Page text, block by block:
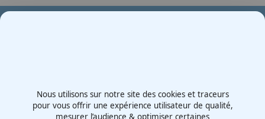
Contactez-nous
Nous utilisons sur notre site des cookies et traceurs
pour vous offrir une expérience utilisateur de qualité,
mesurer l’audience & optimiser certaines